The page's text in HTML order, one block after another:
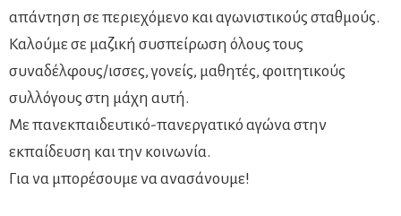
απάντηση σε περιεχόμενο και αγωνιστικούς σταθμούς.
Καλούμε σε μαζική συσπείρωση όλους τους
συναδέλφους/ισσες, γονείς, μαθητές, φοιτητικούς
συλλόγους στη μάχη αυτή.
Με πανεκπαιδευτικό-πανεργατικό αγώνα στην
εκπαίδευση και την κοινωνία.
Για να μπορέσουμε να ανασάνουμε!